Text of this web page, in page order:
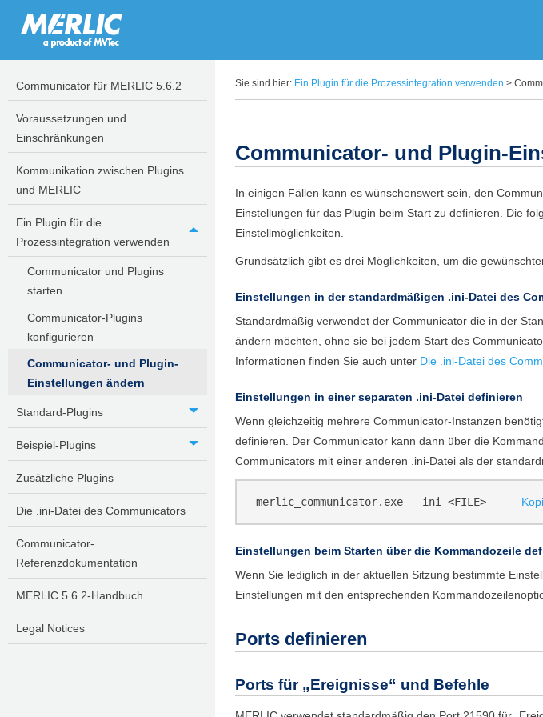
Communicator für MERLIC 5.6.2
Voraussetzungen und
Einschränkungen
Kommunikation zwischen Plugins
und MERLIC
Ein Plugin für die
Prozessintegration verwenden
Communicator und Plugins
starten
Communicator-Plugins
konfigurieren
Communicator- und Plugin-
Einstellungen ändern
Standard-Plugins
Beispiel-Plugins
Zusätzliche Plugins
Die .ini-Datei des Communicators
Communicator-
Referenzdokumentation
MERLIC 5.6.2-Handbuch
Legal Notices
Sie sind hier: Ein Plugin für die Prozessintegration verwenden >
Communicator- und Plugin-
In einigen Fällen kann es wünschenswert sein, den
Einstellungen für das Plugin beim Start zu definieren. Die
Einstellmöglichkeiten.
Grundsätzlich gibt es drei Möglichkeiten, um die
Einstellungen in der standardmäßigen .ini-Datei des
Standardmäßig verwendet der Communicatordie in der
ändern möchten, ohne sie bei jedem Start des
Informationen finden Sie auch unter Die .ini-Datei des
Einstellungen in einer separaten .ini-Datei definieren
Wenn gleichzeitig mehrere Communicator-Instanzen
definieren. Der Communicatorkann dann über die
Communicators mit einer anderen .ini-Datei als der
merlic_communicator.exe --ini <FILE>
Einstellungen beim Starten über die Kommandozeile
Wenn Sie lediglich in der aktuellen Sitzung bestimmte
Einstellungen mit den entsprechenden
Ports definieren
Ports für „Ereignisse“ und Befehle